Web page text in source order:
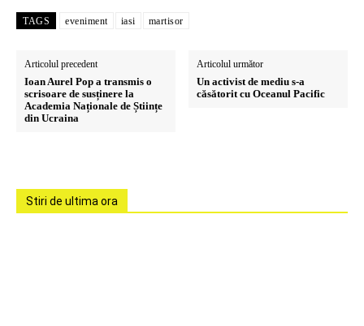
TAGS eveniment iasi martisor
Articolul precedent
Ioan Aurel Pop a transmis o
scrisoare de susținere la
Academia Naționale de Științe
din Ucraina
Articolul următor
Un activist de mediu s-a
căsătorit cu Oceanul Pacific
Stiri de ultima ora